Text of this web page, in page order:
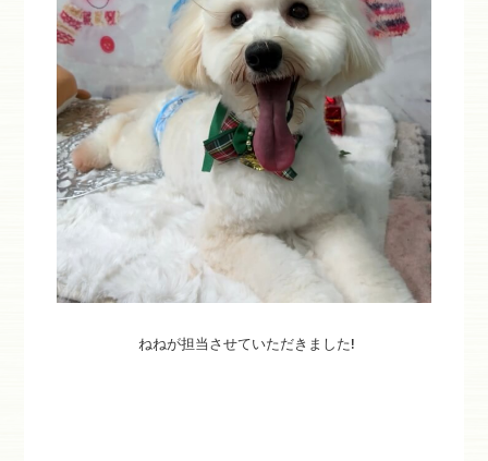
ねねが担当させていただきました!